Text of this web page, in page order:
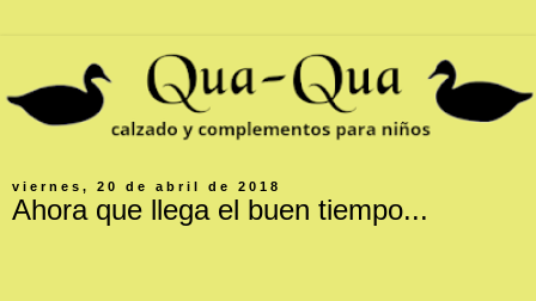
viernes, 20 de abril de 2018
Ahora que llega el buen tiempo...